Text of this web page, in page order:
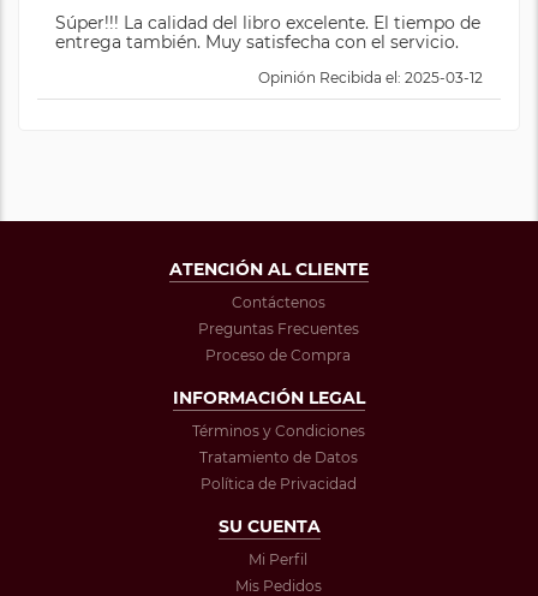
Súper!!! La calidad del libro excelente. El tiempo de
entrega también. Muy satisfecha con el servicio.
Opinión Recibida el: 2025-03-12
ATENCIÓN AL CLIENTE
Contáctenos
Preguntas Frecuentes
Proceso de Compra
INFORMACIÓN LEGAL
Términos y Condiciones
Tratamiento de Datos
Política de Privacidad
SU CUENTA
Mi Perfil
Mis Pedidos